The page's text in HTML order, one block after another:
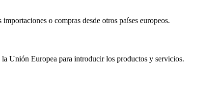
o compras desde otros países europeos.
Unión Europea para introducir los productos y servicios.